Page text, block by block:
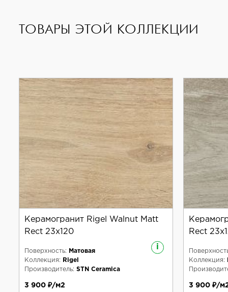
Если вы ищете качественную и стильную плитку
ТОВАРЫ ЭТОЙ КОЛЛЕКЦИИ
Керамогранит Rigel Walnut Matt
Rect 23x120
i
Поверхность:
Матовая
Коллекция:
Rigel
Производитель: STN Ceramica
3 900 ₽/м2
Rect
Коллекция:
3 900 ₽/